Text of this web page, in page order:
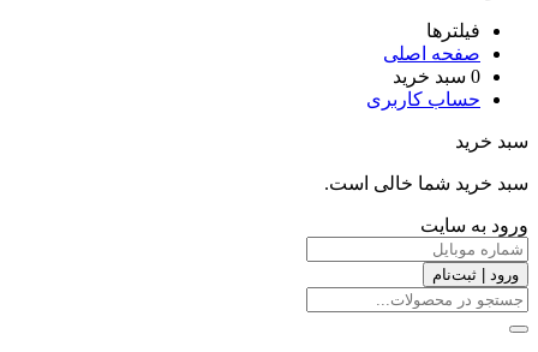
فیلترها
صفحه اصلی
0 سبد خرید
حساب کاربری
سبد خرید
سبد خرید شما خالی است.
ورود به سایت
ورود | ثبت‌نام